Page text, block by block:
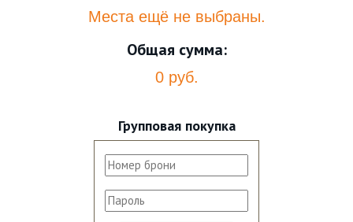
Места ещё не выбраны.
Общая сумма:
0 руб.
Групповая покупка